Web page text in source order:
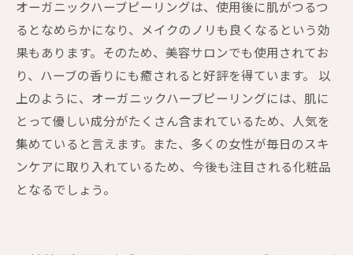
オーガニックハーブピーリングは、使用後に肌がつるつ
るとなめらかになり、メイクのノリも良くなるという効
果もあります。そのため、美容サロンでも使用されてお
り、ハーブの香りにも癒されると好評を得ています。 以
上のように、オーガニックハーブピーリングには、肌に
とって優しい成分がたくさん含まれているため、人気を
集めていると言えます。また、多くの女性が毎日のスキ
ンケアに取り入れているため、今後も注目される化粧品
となるでしょう。